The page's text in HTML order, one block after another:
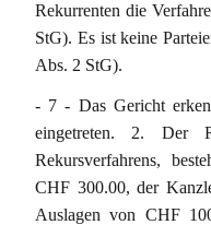
Rekurrenten die
StG). Es ist keine
Abs. 2 StG).
- 7 - Das Gericht
eingetreten. 2. Der
Rekursverfahrens,
CHF 300.00, der
Auslagen von CHF